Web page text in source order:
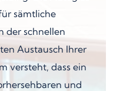
sämtliche
der schnellen
Austausch Ihrer
versteht, dass ein
und